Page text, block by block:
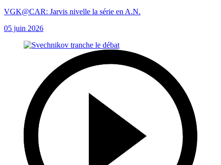
VGK@CAR: Jarvis nivelle la série en A.N.
05 juin 2026